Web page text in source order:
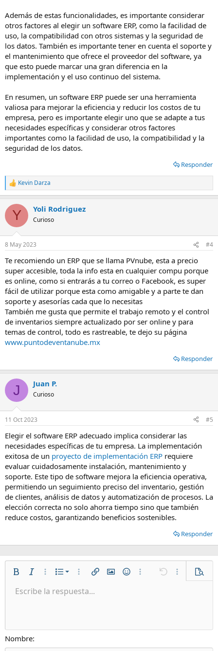
Además de estas funcionalidades, es importante considerar
otros factores al elegir un software ERP, como la facilidad de
uso, la compatibilidad con otros sistemas y la seguridad de
los datos. También es importante tener en cuenta el soporte y
el mantenimiento que ofrece el proveedor del software, ya
que esto puede marcar una gran diferencia en la
implementación y el uso continuo del sistema.
En resumen, un software ERP puede ser una herramienta
valiosa para mejorar la eficiencia y reducir los costos de tu
empresa, pero es importante elegir uno que se adapte a tus
necesidades específicas y considerar otros factores
importantes como la facilidad de uso, la compatibilidad y la
seguridad de los datos.
Responder
R
e
c
i
e
:
Kevin Darza
Y Yoli Rodriguez
Curioso
8 May 2023 #4
Te recomiendo un ERP que se llama PVnube, esta a precio
super accesible, toda la info esta en cualquier compu porque
es online, como si entrarás a tu correo o Facebook, es super
fácil de utilizar porque esta como amigable y a parte te dan
soporte y asesorías cada que lo necesitas
También me gusta que permite el trabajo remoto y el control
de inventarios siempre actualizado por ser online y para
temas de control, todo es rastreable, te dejo su página
www.puntodeventanube.mx
Responder
J Juan P.
Curioso
11 Oct 2023 #5
Elegir el software ERP adecuado implica considerar las
necesidades específicas de tu empresa. La implementación
exitosa de un proyecto de implementación ERP requiere
evaluar cuidadosamente instalación, mantenimiento y
soporte. Este tipo de software mejora la eficiencia operativa,
permitiendo un seguimiento preciso del inventario, gestión
de clientes, análisis de datos y automatización de procesos. La
elección correcta no solo ahorra tiempo sino que también
reduce costos, garantizando beneficios sostenibles.
Responder
NegritaCursivaMás opciones…
Lista
Lista numerada
Lista desordenada
Más opciones…
Insertar enlace
Insertar imagen
EmoticonosMás opciones…
Deshacer
Más
Vista
Tamaño del texto
9
Color de texto
Fuente Arial
TachadoSubrayado
AlineamientoAlineación izquierda
Paragraph format
Normal
Heading 2
Heading 3
CitarMultimedia
Insertar tabla
Insert horizontal line
SpoilerCódigo
RehacerCambiar a código BB
Eliminar formato
BorradoresGuardar borrador
Escribe la respuesta...
Nombre